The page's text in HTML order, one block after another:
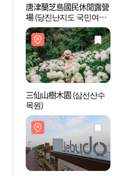
唐津蘭芝島國民休閒露營
場 (당진난지도 국민여가
캠핑장)
三仙山樹木園 (삼선산수
목원)